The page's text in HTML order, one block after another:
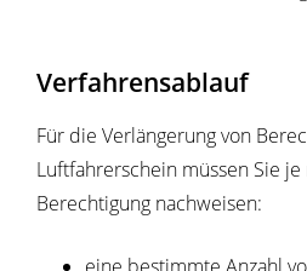
Verfahrensablauf
Für die Verlängerung von
Luftfahrerschein müssen Sie
Berechtigung nachweisen: